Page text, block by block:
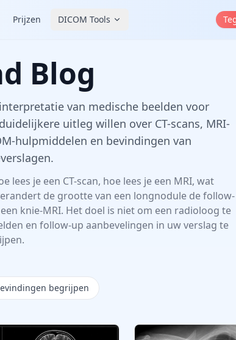
Prijzen DICOM Tools
Blog
van medische beelden voor
uitleg willen over CT-scans, MRI-
hulpmiddelen en bevindingen van
lees je een CT-scan, hoe lees je een MRI, wat
de grootte van een longnodule de follow-
knie-MRI. Het doel is niet om een radioloog te
en follow-up aanbevelingen in uw verslag te
begrijpen